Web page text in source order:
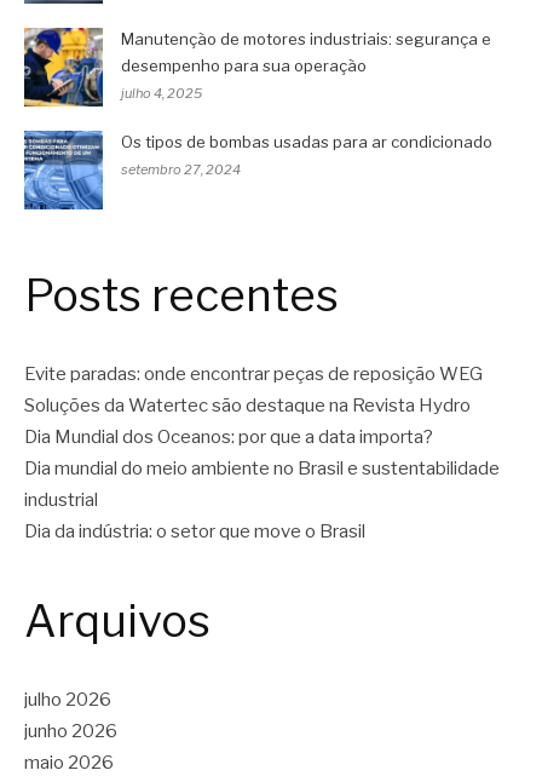
Manutenção de motores industriais: segurança e
desempenho para sua operação
julho 4, 2025
Os tipos de bombas usadas para ar condicionado
setembro 27, 2024
Posts recentes
Evite paradas: onde encontrar peças de reposição WEG
Soluções da Watertec são destaque na Revista Hydro
Dia Mundial dos Oceanos: por que a data importa?
Dia mundial do meio ambiente no Brasil e sustentabilidade
industrial
Dia da indústria: o setor que move o Brasil
Arquivos
julho 2026
junho 2026
maio 2026